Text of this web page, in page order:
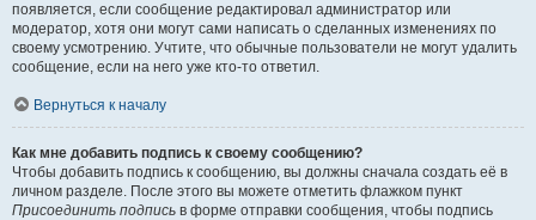
появляется, если сообщение редактировал администратор или
модератор, хотя они могут сами написать о сделанных изменениях по
своему усмотрению. Учтите, что обычные пользователи не могут удалить
сообщение, если на него уже кто-то ответил.
Вернуться к началу
Как мне добавить подпись к своему сообщению?
Чтобы добавить подпись к сообщению, вы должны сначала создать её в
личном разделе. После этого вы можете отметить флажком пункт
Присоединить подпись в форме отправки сообщения, чтобы подпись